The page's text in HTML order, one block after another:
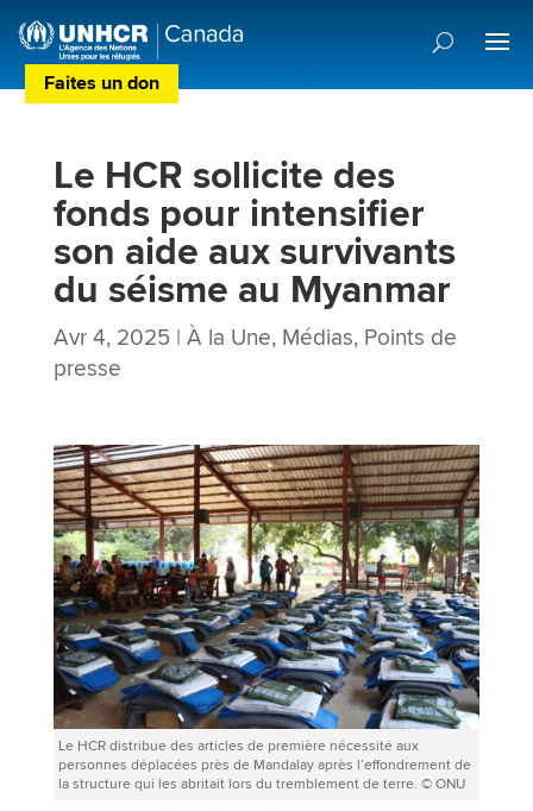
Faites un don Centre de Préférences des Donateurs
Le HCR sollicite des
fonds pour intensifier
son aide aux survivants
du séisme au Myanmar
Avr 4, 2025| À la Une, Médias, Points de
presse
Le HCR distribue des articles de première nécessité aux
personnes déplacées près de Mandalay après l’effondrement de
la structure qui les abritait lors du tremblement de terre. © ONU